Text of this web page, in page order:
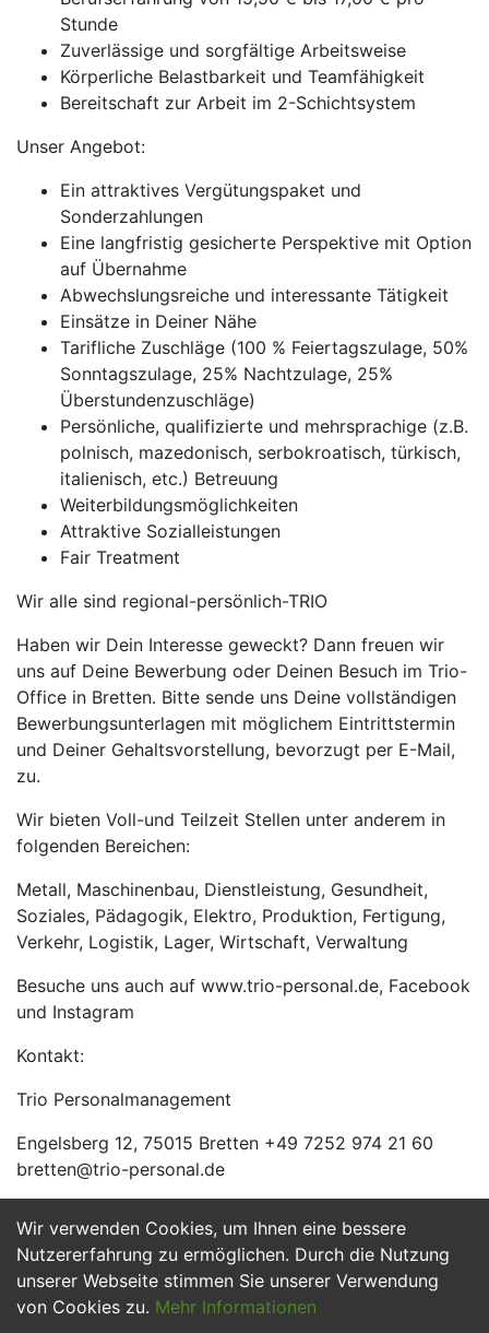
Wir verwenden Cookies, um Ihnen eine bessere
Nutzererfahrung zu ermöglichen. Durch die Nutzung
unserer Webseite stimmen Sie unserer Verwendung
von Cookies zu. Mehr Informationen
Stunde
Zuverlässige und sorgfältige Arbeitsweise
Körperliche Belastbarkeit und Teamfähigkeit
Bereitschaft zur Arbeit im 2-Schichtsystem
Unser Angebot:
Ein attraktives Vergütungspaket und
Sonderzahlungen
Eine langfristig gesicherte Perspektive mit Option
auf Übernahme
Abwechslungsreiche und interessante Tätigkeit
Einsätze in Deiner Nähe
Tarifliche Zuschläge (100 % Feiertagszulage, 50%
Sonntagszulage, 25% Nachtzulage, 25%
Überstundenzuschläge)
Persönliche, qualifizierte und mehrsprachige (z.B.
polnisch, mazedonisch, serbokroatisch, türkisch,
italienisch, etc.) Betreuung
Weiterbildungsmöglichkeiten
Attraktive Sozialleistungen
Fair Treatment
Wir alle sind regional-persönlich-TRIO
Haben wir Dein Interesse geweckt? Dann freuen wir
uns auf Deine Bewerbung oder Deinen Besuch im Trio-
Office in Bretten. Bitte sende uns Deine vollständigen
Bewerbungsunterlagen mit möglichem Eintrittstermin
und Deiner Gehaltsvorstellung, bevorzugt per E-Mail,
zu.
Wir bieten Voll-und Teilzeit Stellen unter anderem in
folgenden Bereichen:
Metall, Maschinenbau, Dienstleistung, Gesundheit,
Soziales, Pädagogik, Elektro, Produktion, Fertigung,
Verkehr, Logistik, Lager, Wirtschaft, Verwaltung
Besuche uns auch auf www.trio-personal.de, Facebook
und Instagram
Kontakt:
Trio Personalmanagement
Engelsberg 12, 75015 Bretten +49 7252 974 21 60
bretten@trio-personal.de
Jetzt Bewerben